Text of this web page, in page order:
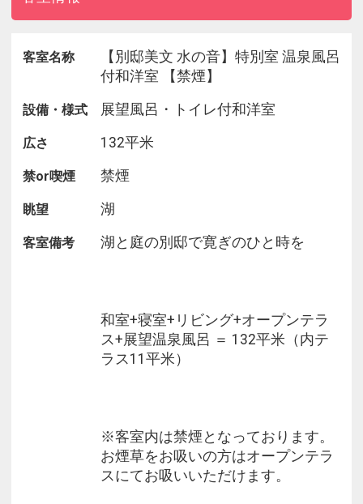
客室名称
【別邸美文 水の音】特別室 温泉風呂
付和洋室 【禁煙】
設備・様式 展望風呂・トイレ付和洋室
広さ 132平米
禁or喫煙 禁煙
眺望 湖
客室備考 湖と庭の別邸で寛ぎのひと時を
和室+寝室+リビング+オープンテラ
ス+展望温泉風呂 ＝ 132平米（内テ
ラス11平米）
※客室内は禁煙となっております。
お煙草をお吸いの方はオープンテラ
スにてお吸いいただけます。